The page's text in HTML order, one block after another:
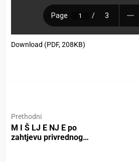
Download (PDF, 208KB)
Prethodni
M I Š LJ E NJ E po
zahtjevu privrednog…